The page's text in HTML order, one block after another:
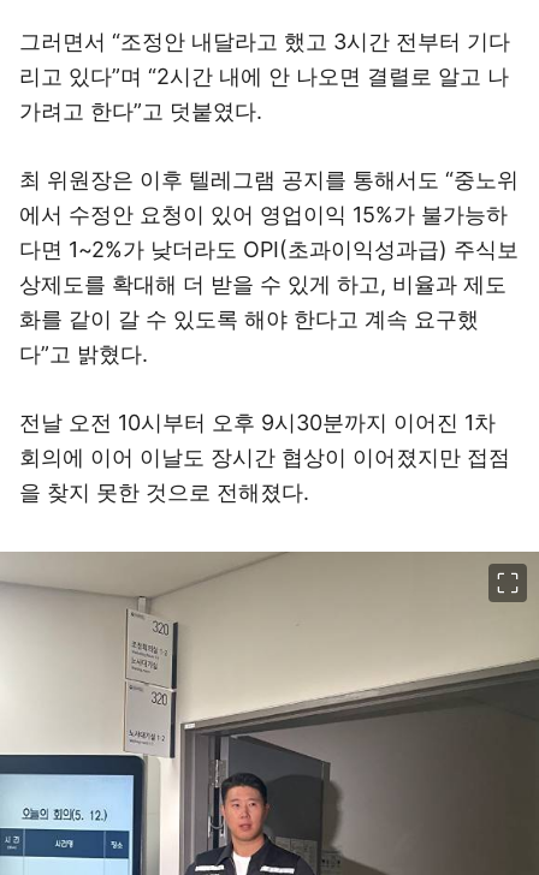
그러면서 “조정안 내달라고 했고 3시간 전부터 기다
리고 있다”며 “2시간 내에 안 나오면 결렬로 알고 나
가려고 한다”고 덧붙였다.
최 위원장은 이후 텔레그램 공지를 통해서도 “중노위
에서 수정안 요청이 있어 영업이익 15%가 불가능하
다면 1~2%가 낮더라도 OPI(초과이익성과급) 주식보
상제도를 확대해 더 받을 수 있게 하고, 비율과 제도
화를 같이 갈 수 있도록 해야 한다고 계속 요구했
다”고 밝혔다.
전날 오전 10시부터 오후 9시30분까지 이어진 1차
회의에 이어 이날도 장시간 협상이 이어졌지만 접점
을 찾지 못한 것으로 전해졌다.